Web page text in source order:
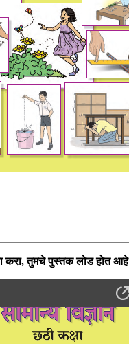
करा,तुमचे पुस्तक लोड होत आहे